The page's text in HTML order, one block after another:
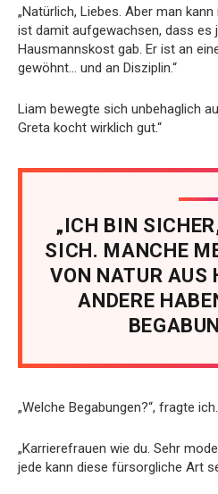
„Natürlich, Liebes. Aber man
ist damit aufgewachsen, dass es
Hausmannskost gab. Er ist an
gewöhnt… und an Disziplin.“
Liam bewegte sich unbehaglich
Greta kocht wirklich gut.“
„ICH BIN
SICH. MANCHE
VON NATUR AUS
ANDERE
„Welche Begabungen?“, fragte ich.
„Karrierefrauen wie du. Sehr
jede kann diese fürsorgliche Art